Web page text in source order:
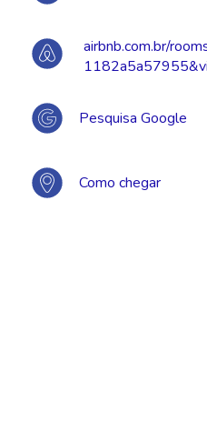
airbnb.com.br/
Pesquisa Google
Como chegar